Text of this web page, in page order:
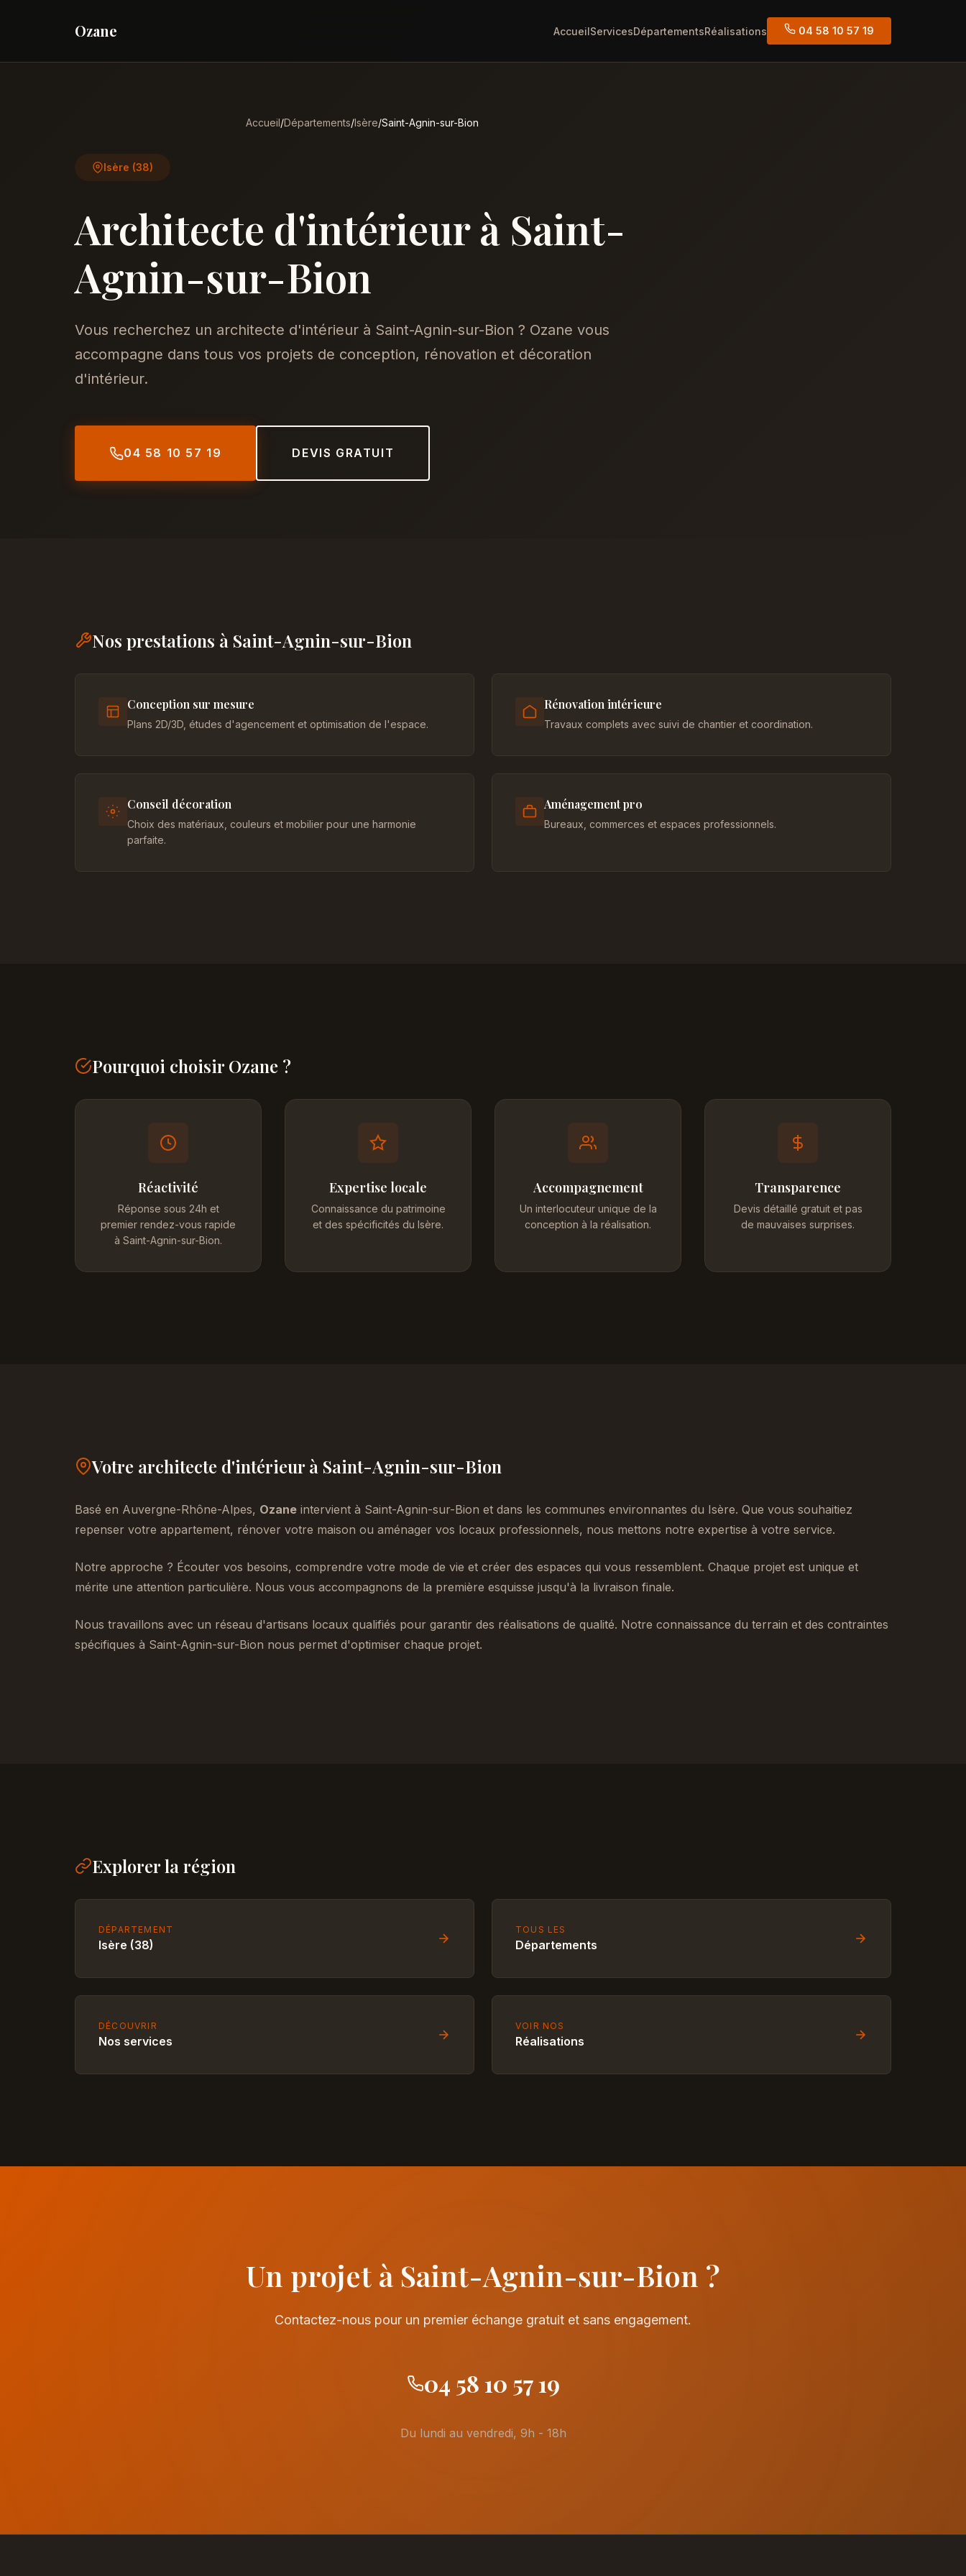
Ozane AccueilServicesDépartementsRéalisations 04 58 10 57 19
Accueil/Départements/Isère/Saint-Agnin-sur-Bion
Isère (38)
Architecte d'intérieur à Saint-
Agnin-sur-Bion
Vous recherchez un architecte d'intérieur à Saint-Agnin-sur-Bion ? Ozane vous
accompagne dans tous vos projets de conception, rénovation et décoration
d'intérieur.
04 58 10 57 19 DEVIS GRATUIT
Nos prestations à Saint-Agnin-sur-Bion
Conception sur mesure
Plans 2D/3D, études d'agencement et optimisation de l'espace.
Rénovation intérieure
Travaux complets avec suivi de chantier et coordination.
Conseil décoration
Choix des matériaux, couleurs et mobilier pour une harmonie
parfaite.
Aménagement pro
Bureaux, commerces et espaces professionnels.
Pourquoi choisir Ozane ?
Réactivité
Réponse sous 24h et
premier rendez-vous rapide
à Saint-Agnin-sur-Bion.
Expertise locale
Connaissance du patrimoine
et des spécificités du Isère.
Accompagnement
Un interlocuteur unique de la
conception à la réalisation.
Transparence
Devis détaillé gratuit et pas
de mauvaises surprises.
Votre architecte d'intérieur à Saint-Agnin-sur-Bion
Basé en Auvergne-Rhône-Alpes, Ozane intervient à Saint-Agnin-sur-Bion et dans les communes environnantes du Isère. Que vous souhaitiez
repenser votre appartement, rénover votre maison ou aménager vos locaux professionnels, nous mettons notre expertise à votre service.
Notre approche ? Écouter vos besoins, comprendre votre mode de vie et créer des espaces qui vous ressemblent. Chaque projet est unique et
mérite une attention particulière. Nous vous accompagnons de la première esquisse jusqu'à la livraison finale.
Nous travaillons avec un réseau d'artisans locaux qualifiés pour garantir des réalisations de qualité. Notre connaissance du terrain et des contraintes
spécifiques à Saint-Agnin-sur-Bion nous permet d'optimiser chaque projet.
Explorer la région
DÉPARTEMENT
Isère (38)
TOUS LES
Départements
DÉCOUVRIR
Nos services
VOIR NOS
Réalisations
Un projet à Saint-Agnin-sur-Bion ?
Contactez-nous pour un premier échange gratuit et sans engagement.
04 58 10 57 19
Du lundi au vendredi, 9h - 18h